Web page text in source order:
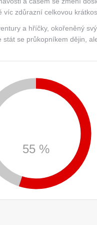
zdůrazní celkovou
a hříčky, okořeněný
se průkopníkem dějin,
55 %